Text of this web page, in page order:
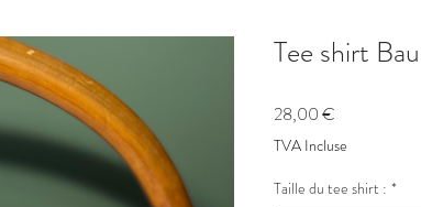
Tee shirt
28,00 €
TVA Incluse
Taille du tee shirt : *